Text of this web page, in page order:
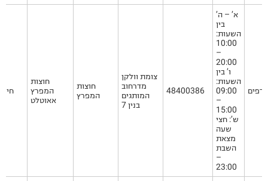
חוצות
המפרץ
אאוטלט
חוצות
המפרץ
צומת וולקן
מדרחוב
המותגים
בנין 7
48400386
א’ – ה’
בין
השעות:
10:00
–
20:00
ו’ בין
השעות:
09:00
–
15:00
ש’: חצי
שעה
מצאת
השבת
–
23:00